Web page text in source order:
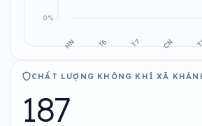
CHẤT LƯỢNG KHÔNG KHÍ XÃ
187